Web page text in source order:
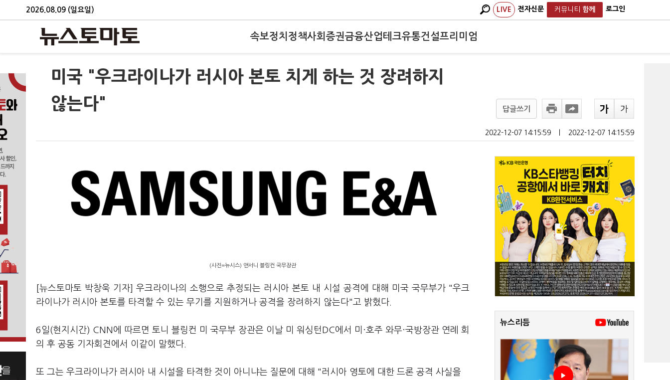
2026.08.09 (일요일) LIVE 전자신문 커뮤니티 함께 로그인
속보정치 정책사회 증권금융산업테크유통건설프리미엄
미국 "우크라이나가 러시아 본토 치게 하는 것 장려하지
않는다"
답글쓰기
2022-12-07 14:15:59 2022-12-07 14:15:59
(사진=뉴시스) 앤서니 블링컨 국무장관
[뉴스토마토 박창욱 기자] 우크라이나의 소행으로 추정되는 러시아 본토 내 시설 공격에 대해 미국 국무부가 "우크
라이나가 러시아 본토를 타격할 수 있는 무기를 지원하거나 공격을 장려하지 않는다"고 밝혔다.
6일(현지시간) CNN에 따르면 토니 블링컨 미 국무부 장관은 이날 미 워싱턴DC에서 미·호주 와무·국방장관 연례 회
의 후 공동 기자회견에서 이같이 말했다.
또 그는 우크라이나가 러시아 내 시설을 타격한 것이 아니냐는 질문에 대해 "러시아 영토에 대한 드론 공격 사실을
뉴스리듬